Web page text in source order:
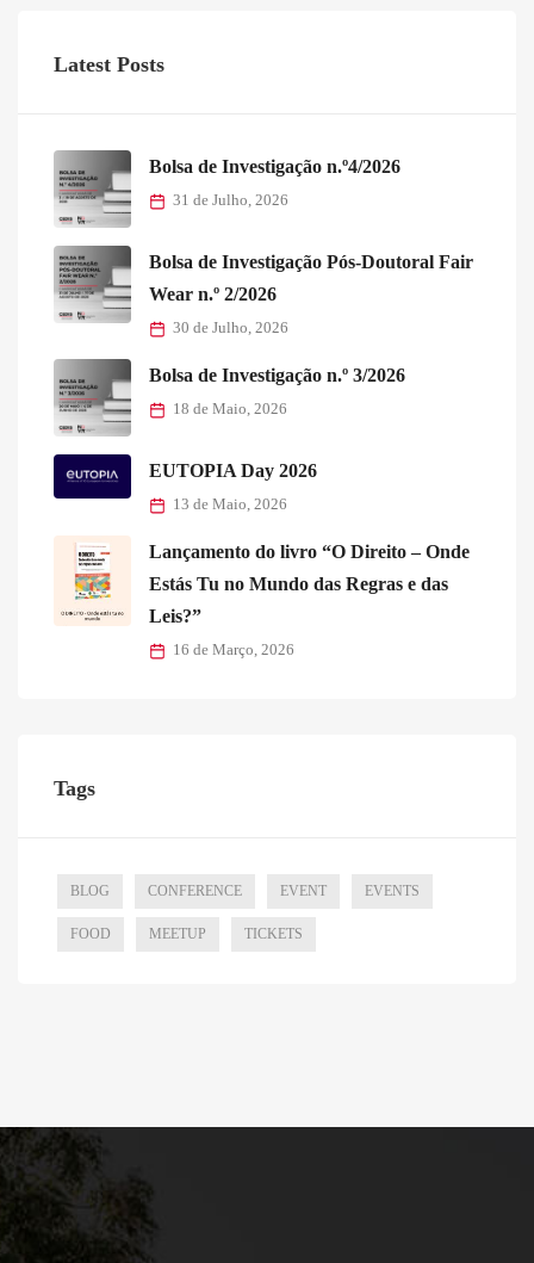
Latest Posts
Bolsa de Investigação n.º4/2026
31 de Julho, 2026
Bolsa de Investigação Pós-Doutoral Fair
Wear n.º 2/2026
30 de Julho, 2026
Bolsa de Investigação n.º 3/2026
18 de Maio, 2026
EUTOPIA Day 2026
13 de Maio, 2026
Lançamento do livro “O Direito – Onde
Estás Tu no Mundo das Regras e das
Leis?”
16 de Março, 2026
Tags
BLOG CONFERENCE EVENT EVENTS
FOOD MEETUP TICKETS